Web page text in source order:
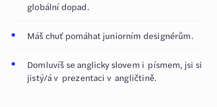
globální dopad.
Máš chuť pomáhat juniorním designérům.
Domluvíš se anglicky slovem i písmem, jsi si
jistý/á v prezentaci v angličtině.